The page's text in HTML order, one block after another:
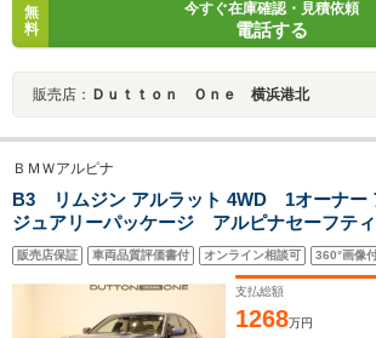
無
料
今すぐ在庫確認・見積依頼
電話する
販売店： Ｄｕｔｔｏｎ Ｏｎｅ 横浜港北
ＢＭＷアルピナ
B3 リムジン アルラット 4WD 1オーナー
ジュアリーパッケージ アルピナセーフテ
ジ アルピナブルー ヴァーネスカレザー
トヒーター ハーマンカードン ブラインド
ニター 全周囲カメラ
販売店保証 車両品質評価書付 オンライン相談可 360°画像
支払総額
1268万円